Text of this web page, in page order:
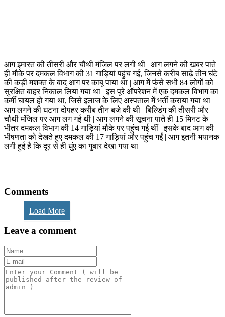
आग इमारत की तीसरी और चौथी मंजिल पर लगी थी | आग लगने की खबर पाते
ही मौके पर दमकल विभाग की 31 गाड़ियां पहुंच गई, जिनसे करीब साढ़े तीन घंटे
की कड़ी मशक्त के बाद आग पर काबू पाया था | आग में फंसे सभी 84 लोगों को
सुरक्षित बाहर निकाल लिया गया था | इस पूरे ऑपरेशन में एक दमकल विभाग का
कर्मी घायल हो गया था, जिसे इलाज के लिए अस्पताल में भर्ती कराया गया था |
आग लगने की घटना दोपहर करीब तीन बजे की थी | बिल्डिंग की तीसरी और
चौथी मंजिल पर आग लग गई थी | आग लगने की सूचना पाते ही 15 मिनट के
भीतर दमकल विभाग की 14 गाड़ियां मौके पर पहुंच गई थीं | इसके बाद आग की
भीषणता को देखते हुए दमकल की 17 गाड़ियां और पहुंच गईं | आग इतनी भयानक
लगी हुई है कि दूर से ही धुंए का गुबार देखा गया था |
Comments
Load More
Leave a comment